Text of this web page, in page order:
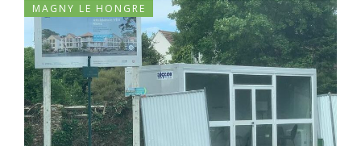
MAGNY LE HONGRE